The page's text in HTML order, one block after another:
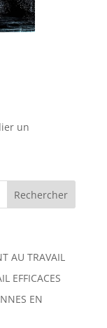
un
AU TRAVAIL
EFFICACES
EN